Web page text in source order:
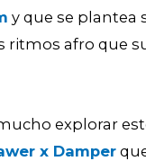
y que se plantea
ritmos afro que
explorar
x Damper